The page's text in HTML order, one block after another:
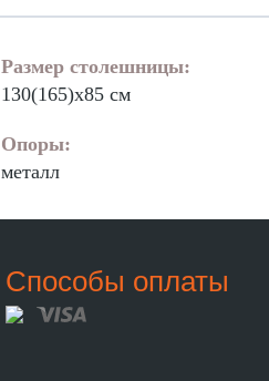
Размер столешницы:
130(165)х85 см
Опоры:
металл
Способы оплаты